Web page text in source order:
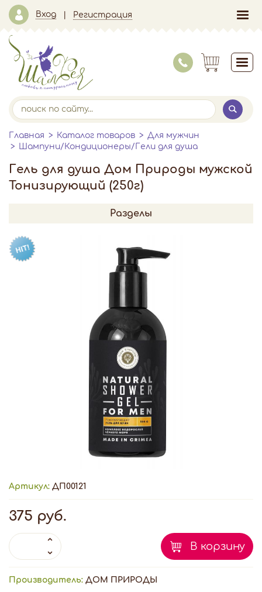
Вход Регистрация
Главная Каталог товаров
Для мужчин
Шампуни/Кондиционеры/Гели для душа
Гель для душа Дом Природы мужской
Тонизирующий (250г)
Разделы
Артикул: ДП00121
375 руб.
В корзину
Производитель: ДОМ ПРИРОДЫ